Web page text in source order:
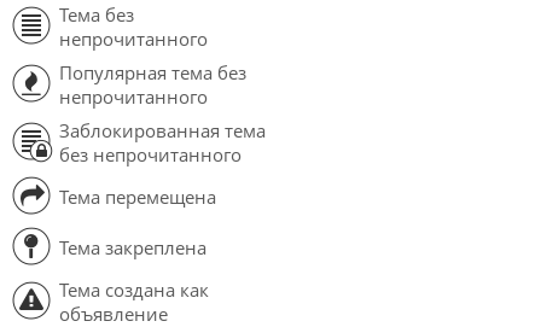
Тема без
непрочитанного
Популярная тема без
непрочитанного
Заблокированная тема
без непрочитанного
Тема перемещена
Тема закреплена
Тема создана как
объявление